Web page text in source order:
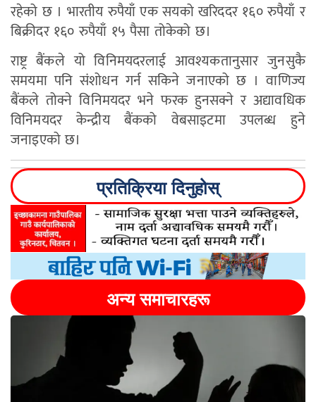
रहेको छ । भारतीय रुपैयाँ एक सयको खरिददर १६० रुपैयाँ र
बिक्रीदर १६० रुपैयाँ १५ पैसा तोकेको छ।
राष्ट्र बैंकले यो विनिमयदरलाई आवश्यकतानुसार जुनसुकै
समयमा पनि संशोधन गर्न सकिने जनाएको छ । वाणिज्य
बैंकले तोक्ने विनिमयदर भने फरक हुनसक्ने र अद्यावधिक
विनिमयदर केन्द्रीय बैंकको वेबसाइटमा उपलब्ध हुने
जनाइएको छ।
प्रतिक्रिया दिनुहोस्
अन्य समाचारहरू